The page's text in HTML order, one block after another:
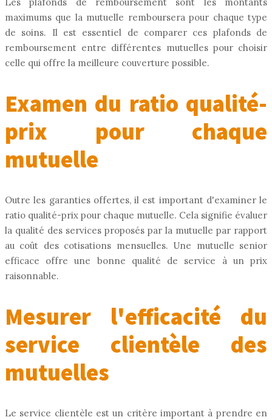
maximums que la mutuelle remboursera pour chaque type
de soins. Il est essentiel de comparer ces plafonds de
remboursement entre différentes mutuelles pour choisir
celle qui offre la meilleure couverture possible.
Examen du ratio qualité-
prix pour chaque
mutuelle
Outre les garanties offertes, il est important d'examiner le
ratio qualité-prix pour chaque mutuelle. Cela signifie évaluer
la qualité des services proposés par la mutuelle par rapport
au coût des cotisations mensuelles. Une mutuelle senior
efficace offre une bonne qualité de service à un prix
raisonnable.
Mesurer l'efficacité du
service clientèle des
mutuelles
Le service clientèle est un critère important à prendre en